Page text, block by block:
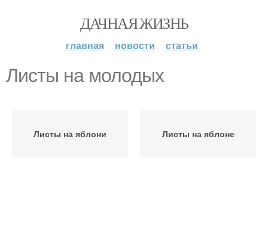
ДАЧНАЯ ЖИЗНЬ
главная новости статьи
Листы на молодых
Листы на яблони Листы на яблоне